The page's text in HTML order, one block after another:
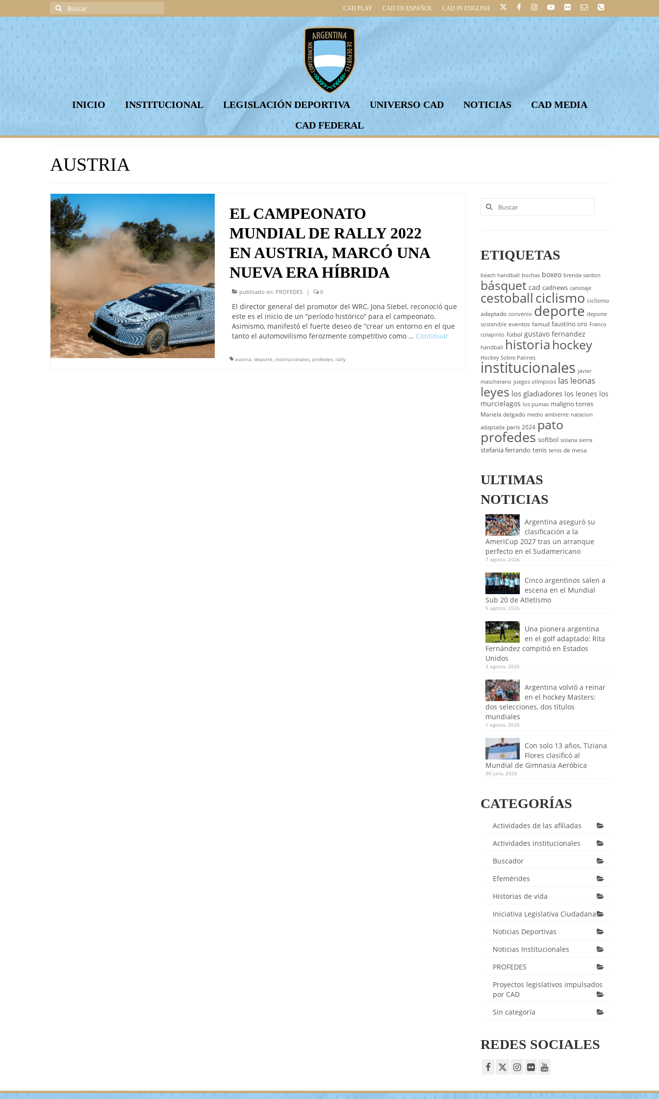
CAD PLAY CAD EN ESPAÑOL CAD IN ENGLISH
Buscar
por:
INICIO INSTITUCIONAL LEGISLACIÓN DEPORTIVA UNIVERSO CAD NOTICIAS
CAD MEDIA
CAD FEDERAL
AUSTRIA
EL CAMPEONATO
MUNDIAL DE RALLY 2022
EN AUSTRIA, MARCÓ UNA
NUEVA ERA HÍBRIDA
publicado en: PROFEDES | 0
El director general del promotor del WRC, Jona Siebel, reconoció que
este es el inicio de un “período histórico” para el campeonato.
Asimismo, manifestó el fuerte deseo de “crear un entorno en el que
tanto el automovilismo ferozmente competitivo como … Continuar
austria, deporte, institucionales, profedes, rally
Buscar
por:
ETIQUETAS
beach handball bochas boxeo brenda sardon
básquet cad cadnews canotaje
cestoballciclismo ciclismo
adaptado convenio deporte deporte
sostenible eventos famud faustino oro Franco
colapinto fútbol gustavo fernandez
handball historia hockey
Hockey Sobre Patines
institucionales javier
mascherano juegos olímpicos las leonas
leyes los gladiadores los leones los
murcielagos los pumas maligno torres
Mariela delgado medio ambiente natacion
adaptada paris 2024 pato
profedes softbol solana sierra
stefania ferrando tenis tenis de mesa
ULTIMAS
NOTICIAS
Argentina aseguró su
clasificación a la
AmeriCup 2027 tras un arranque
perfecto en el Sudamericano
7 agosto, 2026
Cinco argentinos salen a
escena en el Mundial
Sub 20 de Atletismo
5 agosto, 2026
Una pionera argentina
en el golf adaptado: Rita
Fernández compitió en Estados
Unidos
3 agosto, 2026
Argentina volvió a reinar
en el hockey Masters:
dos selecciones, dos títulos
mundiales
1 agosto, 2026
Con solo 13 años, Tiziana
Flores clasificó al
Mundial de Gimnasia Aeróbica
30 julio, 2026
CATEGORÍAS
Actividades de las afiliadas
Actividades institucionales
Buscador
Efemérides
Historias de vida
Iniciativa Legislativa Ciudadana
Noticias Deportivas
Noticias Institucionales
PROFEDES
Proyectos legislativos impulsados
por CAD
Sin categoría
REDES SOCIALES